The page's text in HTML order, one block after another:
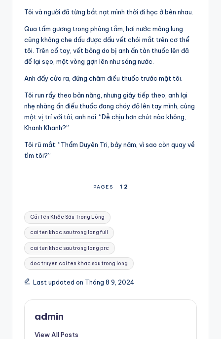
Tôi và người đã từng bắt nạt mình thời đi học ở bên nhau.
Qua tấm gương trong phòng tắm, hơi nước mông lung
cũng không che dấu được dấu vết chói mắt trên cơ thể
tôi. Trên cổ tay, vết bỏng do bị anh ấn tàn thuốc lên đã
để lại sẹo, một vòng gợn lên như sóng nước.
Anh đẩy cửa ra, đứng châm điếu thuốc trước mặt tôi.
Tôi run rẩy theo bản năng, nhưng giây tiếp theo, anh lại
nhẹ nhàng ấn điếu thuốc đang cháy đỏ lên tay mình, cùng
một vị trí với tôi, anh nói: “Dễ chịu hơn chút nào không,
Khanh Khanh?”
Tôi rũ mắt: “Thẩm Duyên Tri, bảy năm, vì sao còn quay về
tìm tôi?”
PAGES 1 2
Tags:
Cái Tên Khắc Sâu Trong Lòng
cai ten khac sau trong long full
cai ten khac sau trong long prc
doc truyen cai ten khac sau trong long
Last updated on Tháng 8 9, 2024
admin
View All Posts